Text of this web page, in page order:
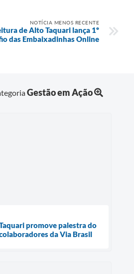
NOTÍCIA MENOS RECENTE
de Alto Taquari lança 1º
das Embaixadinhas Online
Gestão em Ação
promove palestra do
da Via Brasil